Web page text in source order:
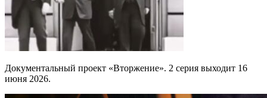
Документальный проект «Вторжение». 2 серия выходит 16
июня 2026.